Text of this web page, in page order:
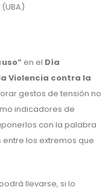
en el Día
Violencia contra la
gestos de tensión no
indicadores de
con la palabra
los extremos que
llevarse, si lo